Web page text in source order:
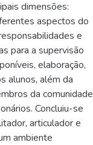
dimensões:
aspectos do
e
para a supervisão
elaboração,
alunos, além da
da comunidade
Concluiu-se
articulador e
ambiente